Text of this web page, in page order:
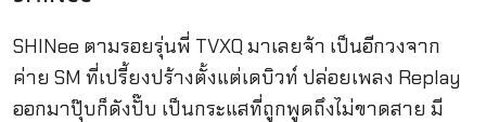
SHINee ตามรอยรุ่นพี่ TVXQ มาเลยจ้า เป็นอีกวงจาก
ค่าย SM ที่เปรี้ยงปร้างตั้งแต่เดบิวท์ ปล่อยเพลง Replay
ออกมาปุ๊บก็ดังปั๊บ เป็นกระแสที่ถูกพูดถึงไม่ขาดสาย มี